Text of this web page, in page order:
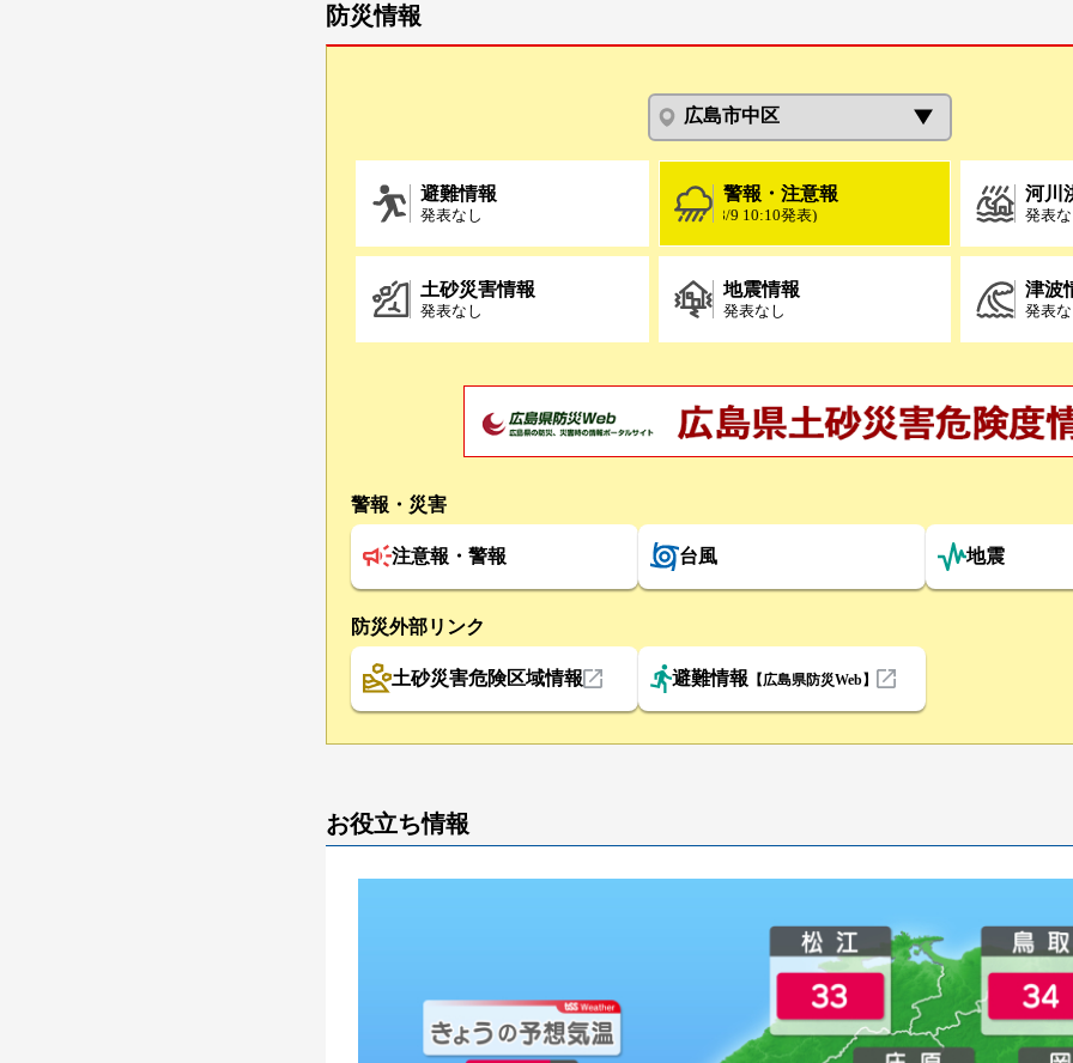
防災情報
避難情報
発表なし
警報・注意報
雷注意報 乾燥注意報(8/9 10:10発表)
河川
発表
土砂災害情報
発表なし
地震情報
発表なし
津波
発表
警報・災害
注意報・警報 台風 地震
防災外部リンク
土砂災害危険区域情報 避難情報 【広島県防災Web】
お役立ち情報